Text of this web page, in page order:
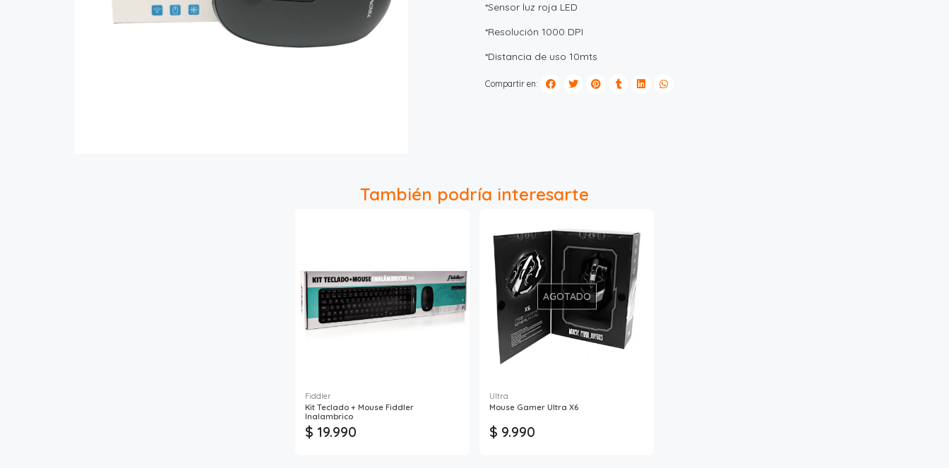
*Sensor luz roja LED
*Resolución 1000 DPI
*Distancia de uso 10mts
Compartir en:
También podría interesarte
Fiddler
Kit Teclado + Mouse Fiddler
Inalambrico
$ 19.990
AGOTADO
Ultra
Mouse Gamer Ultra X6
$ 9.990